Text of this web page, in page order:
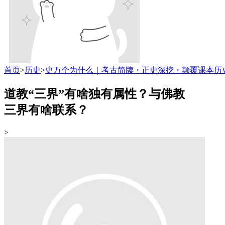
首页>历史>史万个为什么｜考古简牍・正史深挖・颠覆课本历
道教“三界”有啥独有属性？与佛教
三界有啥联系？
>